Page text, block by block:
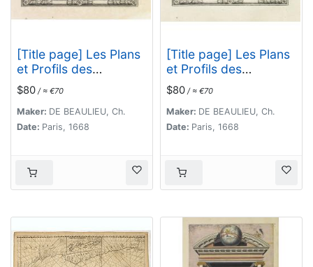
[Title page] Les Plans
et Profils des
principales Villes du
Comté de Namur. . .
$80 / ≈ €70
Maker: DE BEAULIEU, Ch.
Date: Paris, 1668
[Title page] Les Plans
et Profils des
principales Villes et
lieux considérables du
Comté de Flandre. . .
$80 / ≈ €70
Maker: DE BEAULIEU, Ch.
Date: Paris, 1668